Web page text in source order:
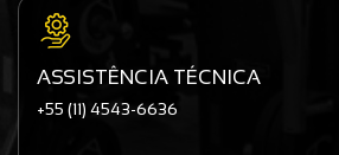
ASSISTÊNCIA TÉCNICA
+55 (11) 4543-6636